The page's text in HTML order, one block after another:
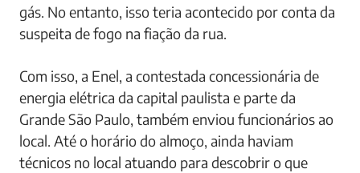
gás. No entanto, isso teria acontecido por conta da
suspeita de fogo na fiação da rua.
Com isso, a Enel, a contestada concessionária de
energia elétrica da capital paulista e parte da
Grande São Paulo, também enviou funcionários ao
local. Até o horário do almoço, ainda haviam
técnicos no local atuando para descobrir o que